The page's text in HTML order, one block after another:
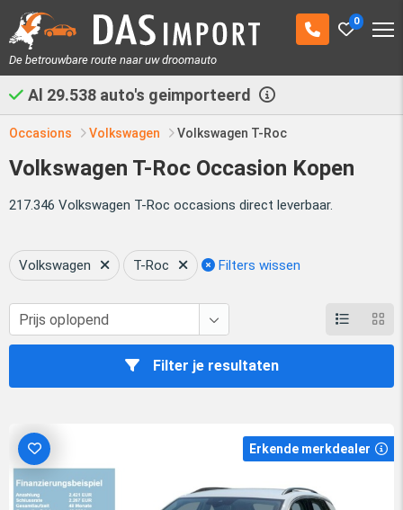
0
De betrouwbare route naar uw droomauto
Al 29.538 auto's geimporteerd
Occasions Volkswagen Volkswagen T-Roc
Volkswagen T-Roc Occasion Kopen
217.346 Volkswagen T-Roc occasions direct leverbaar.
Volkswagen T-Roc Filters wissen
Filter je resultaten
Erkende merkdealer